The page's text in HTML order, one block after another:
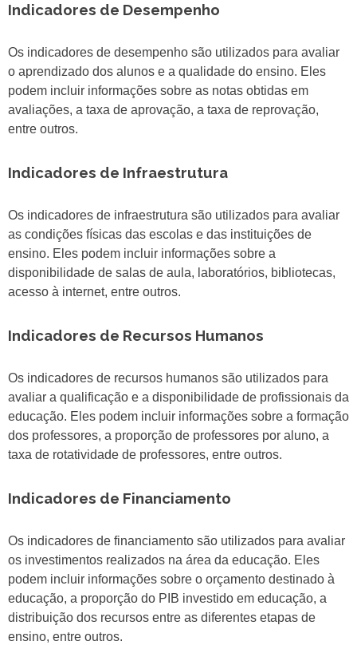
Indicadores de Desempenho
Os indicadores de desempenho são utilizados para avaliar
o aprendizado dos alunos e a qualidade do ensino. Eles
podem incluir informações sobre as notas obtidas em
avaliações, a taxa de aprovação, a taxa de reprovação,
entre outros.
Indicadores de Infraestrutura
Os indicadores de infraestrutura são utilizados para avaliar
as condições físicas das escolas e das instituições de
ensino. Eles podem incluir informações sobre a
disponibilidade de salas de aula, laboratórios, bibliotecas,
acesso à internet, entre outros.
Indicadores de Recursos Humanos
Os indicadores de recursos humanos são utilizados para
avaliar a qualificação e a disponibilidade de profissionais da
educação. Eles podem incluir informações sobre a formação
dos professores, a proporção de professores por aluno, a
taxa de rotatividade de professores, entre outros.
Indicadores de Financiamento
Os indicadores de financiamento são utilizados para avaliar
os investimentos realizados na área da educação. Eles
podem incluir informações sobre o orçamento destinado à
educação, a proporção do PIB investido em educação, a
distribuição dos recursos entre as diferentes etapas de
ensino, entre outros.